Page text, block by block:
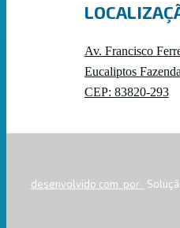
Av. Francisco
Eucaliptos
CEP: 83820-293
desenvolvido com por